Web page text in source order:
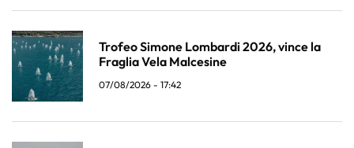
Trofeo Simone Lombardi 2026, vince la
Fraglia Vela Malcesine
07/08/2026 - 17:42